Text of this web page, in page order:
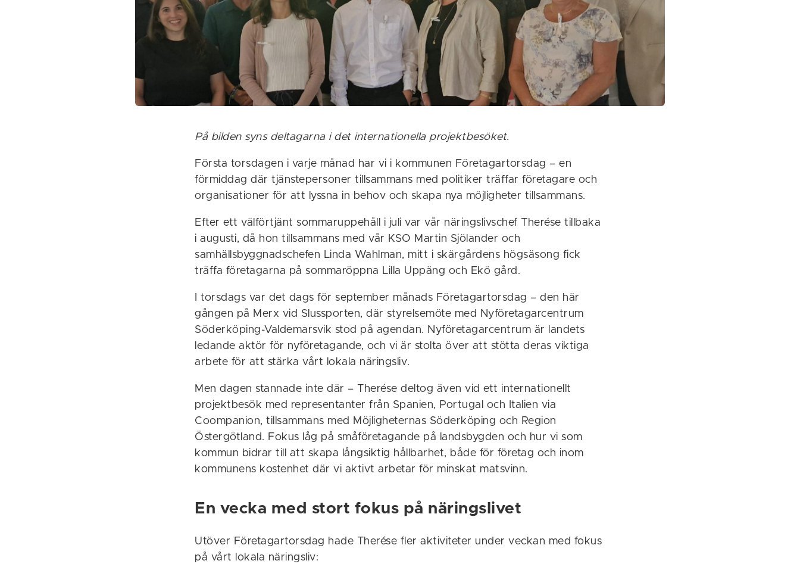
På bilden syns deltagarna i det internationella projektbesöket.
Första torsdagen i varje månad har vi i kommunen Företagartorsdag – en
förmiddag där tjänstepersoner tillsammans med politiker träffar företagare och
organisationer för att lyssna in behov och skapa nya möjligheter tillsammans.
Efter ett välförtjänt sommaruppehåll i juli var vår näringslivschef Therése tillbaka
i augusti, då hon tillsammans med vår KSO Martin Sjölander och
samhällsbyggnadschefen Linda Wahlman, mitt i skärgårdens högsäsong fick
träffa företagarna på sommaröppna Lilla Uppäng och Ekö gård.
I torsdags var det dags för september månads Företagartorsdag – den här
gången på Merx vid Slussporten, där styrelsemöte med Nyföretagarcentrum
Söderköping-Valdemarsvik stod på agendan. Nyföretagarcentrum är landets
ledande aktör för nyföretagande, och vi är stolta över att stötta deras viktiga
arbete för att stärka vårt lokala näringsliv.
Men dagen stannade inte där – Therése deltog även vid ett internationellt
projektbesök med representanter från Spanien, Portugal och Italien via
Coompanion, tillsammans med Möjligheternas Söderköping och Region
Östergötland. Fokus låg på småföretagande på landsbygden och hur vi som
kommun bidrar till att skapa långsiktig hållbarhet, både för företag och inom
kommunens kostenhet där vi aktivt arbetar för minskat matsvinn.
En vecka med stort fokus på näringslivet
Utöver Företagartorsdag hade Therése fler aktiviteter under veckan med fokus
på vårt lokala näringsliv: